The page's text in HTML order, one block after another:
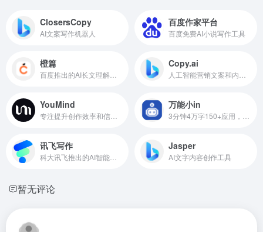
ClosersCopy
AI文案写作机器人
百度作家平台
百度免费AI小说写作工具
橙篇 Copy.ai
YouMind 万能小in
讯飞写作 Jasper
AI文字内容创作工具
暂无评论